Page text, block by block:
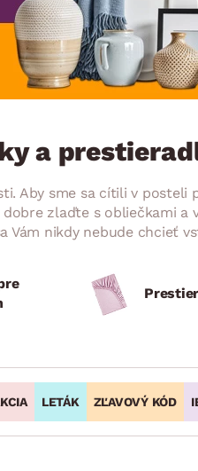
vše
SPOTREBIČE
a
Aby sme sa cítili v
zlaďte s obliečkami a
Vám nikdy nebude chcieť
LETÁK ZĽAVOVÝ KÓD